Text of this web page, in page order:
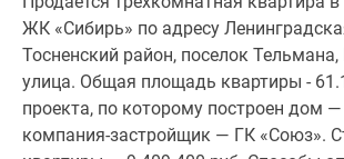
ЖК «Сибирь» по адресу
Тосненский район, поселок
улица. Общая площадь квартиры -
проекта, по которому построен дом
компания-застройщик — ГК «Союз».